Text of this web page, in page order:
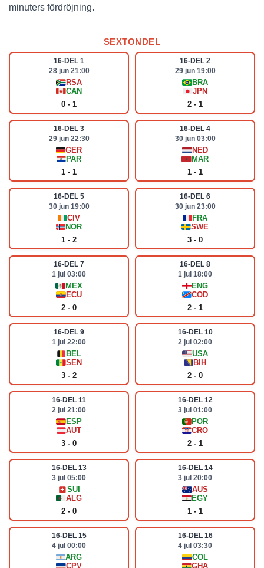
minuters fördröjning.
SEXTONDEL
16-DEL 1
28 jun 21:00
RSA
CAN
0 - 1
16-DEL 2
29 jun 19:00
BRA
JPN
2 - 1
16-DEL 3
29 jun 22:30
GER
PAR
1 - 1
16-DEL 4
30 jun 03:00
NED
MAR
1 - 1
16-DEL 5
30 jun 19:00
CIV
NOR
1 - 2
16-DEL 6
30 jun 23:00
FRA
SWE
3 - 0
16-DEL 7
1 jul 03:00
MEX
ECU
2 - 0
16-DEL 8
1 jul 18:00
ENG
COD
2 - 1
16-DEL 9
1 jul 22:00
BEL
SEN
3 - 2
16-DEL 10
2 jul 02:00
USA
BIH
2 - 0
16-DEL 11
2 jul 21:00
ESP
AUT
3 - 0
16-DEL 12
3 jul 01:00
POR
CRO
2 - 1
16-DEL 13
3 jul 05:00
SUI
ALG
2 - 0
16-DEL 14
3 jul 20:00
AUS
EGY
1 - 1
16-DEL 15
4 jul 00:00
ARG
CPV
16-DEL 16
4 jul 03:30
COL
GHA